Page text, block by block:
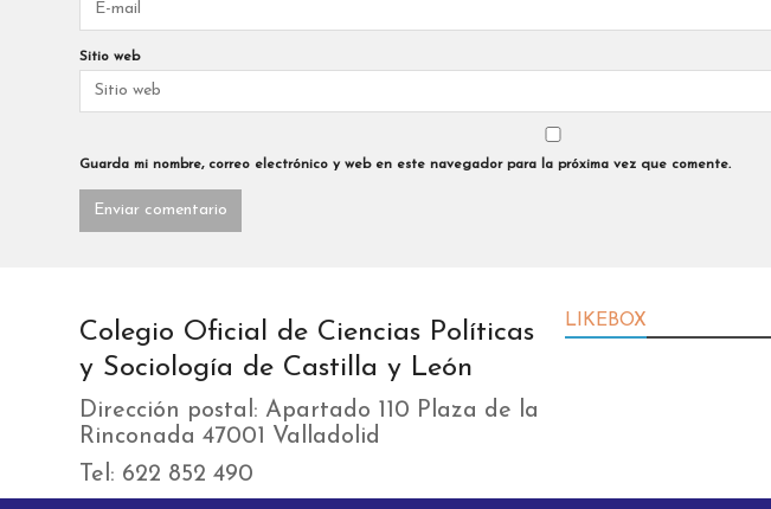
Sitio web
Guarda mi nombre, correo electrónico y web en este navegador para la próxima vez que comente.
Colegio Oficial de Ciencias Políticas
y Sociología de Castilla y León
Dirección postal: Apartado 110 Plaza de la
Rinconada 47001 Valladolid
Tel: 622 852 490
LIKEBOX